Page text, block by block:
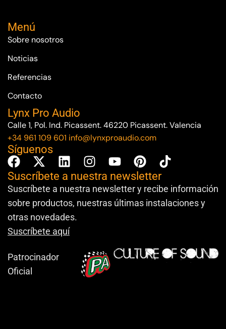
Menú
Sobre nosotros
Noticias
Referencias
Contacto
Lynx Pro Audio
Calle 1, Pol. Ind. Picassent. 46220 Picassent. Valencia
+34 961 109 601 info@lynxproaudio.com
Síguenos
Suscríbete a nuestra newsletter
Suscríbete a nuestra newsletter y recibe información
sobre productos, nuestras últimas instalaciones y
otras novedades.
Suscríbete aquí
Patrocinador
Oficial